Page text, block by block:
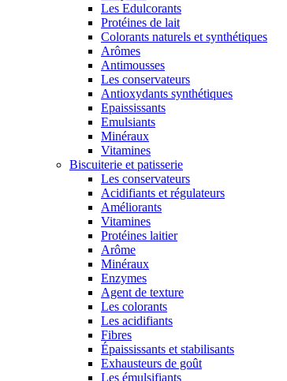
Les Edulcorants
Protéines de lait
Colorants naturels et synthétiques
Arômes
Antimousses
Les conservateurs
Antioxydants synthétiques
Epaississants
Emulsiants
Minéraux
Vitamines
Biscuiterie et patisserie
Les conservateurs
Acidifiants et régulateurs
Améliorants
Vitamines
Protéines laitier
Arôme
Minéraux
Enzymes
Agent de texture
Les colorants
Les acidifiants
Fibres
Épaississants et stabilisants
Exhausteurs de goût
Les émulsifiants